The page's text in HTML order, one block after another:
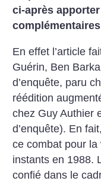
ci-après
En effet l’article
Guérin, Ben
d’enquête, paru
réédition
chez Guy Authier
d’enquête). En
ce combat pour la
instants en 1988.
confié dans le